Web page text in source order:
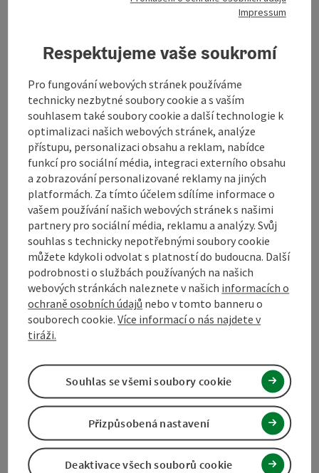
Příjezd
Způsobilost
Bezbariérovost
Označit příspěvek
přejít na poznámky
Vytvořit PDF
Vytisknout
příspěvek
V okolí
powered byTOURDATA Navrhnout změnu
Impressum
Respektujeme vaše soukromí
Pro fungování webových stránek používáme
technicky nezbytné soubory cookie a s vaším
souhlasem také soubory cookie a další technologie k
optimalizaci našich webových stránek, analýze
přístupu, personalizaci obsahu a reklam, nabídce
funkcí pro sociální média, integraci externího obsahu
a zobrazování personalizované reklamy na jiných
platformách. Za tímto účelem sdílíme informace o
vašem používání našich webových stránek s našimi
partnery pro sociální média, reklamu a analýzy. Svůj
souhlas s technicky nepotřebnými soubory cookie
můžete kdykoli odvolat s platností do budoucna. Další
podrobnosti o službách používaných na našich
webových stránkách naleznete v našich informacích o
ochraně osobních údajů nebo v tomto banneru o
souborech cookie.Více informací o nás najdete v
tiráži.
Deaktivace všech souborů cookie
Přizpůsobená nastavení
Souhlas se všemi soubory cookie